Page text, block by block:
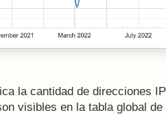
la cantidad de direcciones
visibles en la tabla global